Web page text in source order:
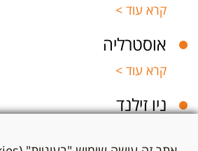
קרא עוד >
אוסטרליה
קרא עוד >
ניו זילנד